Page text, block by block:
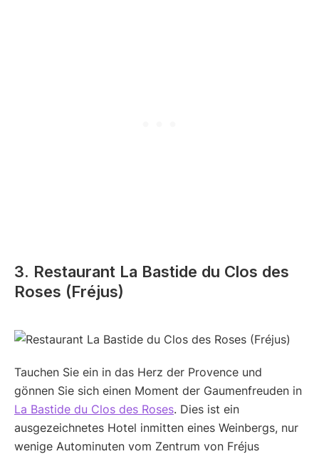
3. Restaurant La Bastide du Clos des
Roses (Fréjus)
Tauchen Sie ein in das Herz der Provence und
gönnen Sie sich einen Moment der Gaumenfreuden in
La Bastide du Clos des Roses. Dies ist ein
ausgezeichnetes Hotel inmitten eines Weinbergs, nur
wenige Autominuten vom Zentrum von Fréjus